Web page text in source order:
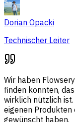
Dorian Opacki
Technischer Leiter
Wir haben
finden konnten,
wirklich nützlich
eigenen Produkten
gewünscht haben.